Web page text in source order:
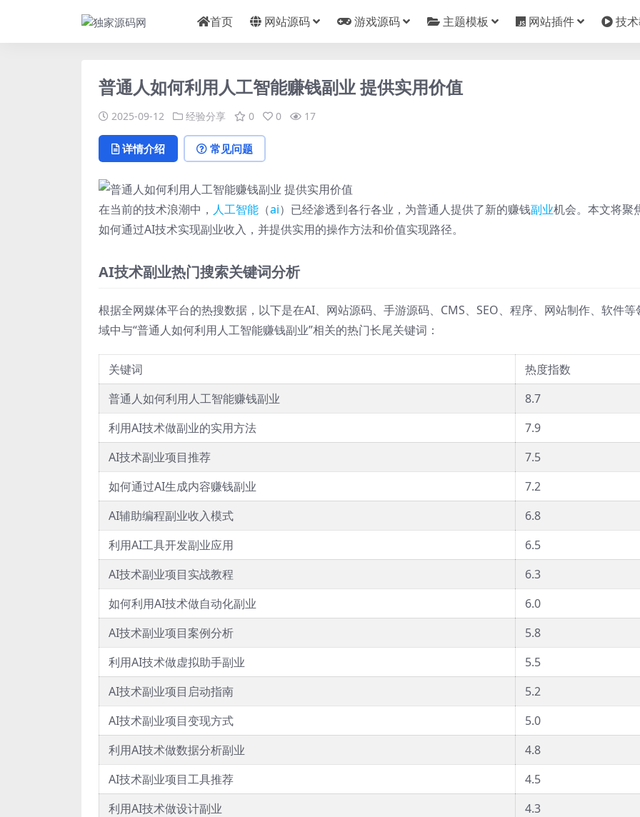
首页 网站源码 游戏源码 主题模板 网站插件 技
普通人如何利用人工智能赚钱副业 提供实用价值
2025-09-12 经验分享 0 0 17
详情介绍 常见问题
在当前的技术浪潮中， 人工智能 （ai）已经渗透到各行各业，为普通人提供了新的赚钱副业机会。本文将聚
如何通过AI技术实现副业收入，并提供实用的操作方法和价值实现路径。
AI技术副业热门搜索关键词分析
根据全网媒体平台的热搜数据，以下是在AI、网站源码、手游源码、CMS、SEO、程序、网站制作、软件等
域中与“普通人如何利用人工智能赚钱副业”相关的热门长尾关键词：
关键词
热度指数
普通人如何利用人工智能赚钱副业
8.7
利用AI技术做副业的实用方法
7.9
AI技术副业项目推荐
7.5
如何通过AI生成内容赚钱副业
7.2
AI辅助编程副业收入模式
6.8
利用AI工具开发副业应用
6.5
AI技术副业项目实战教程
6.3
如何利用AI技术做自动化副业
6.0
AI技术副业项目案例分析
5.8
利用AI技术做虚拟助手副业
5.5
AI技术副业项目启动指南
5.2
AI技术副业项目变现方式
5.0
利用AI技术做数据分析副业
4.8
AI技术副业项目工具推荐
4.5
利用AI技术做设计副业
4.3